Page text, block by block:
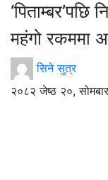
महंगो रकममा
सिने सुत्र
२०८२ जेष्ठ २०, सोमबार